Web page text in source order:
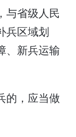
与省级人民
兵区域划
、新兵运输
的，应当做